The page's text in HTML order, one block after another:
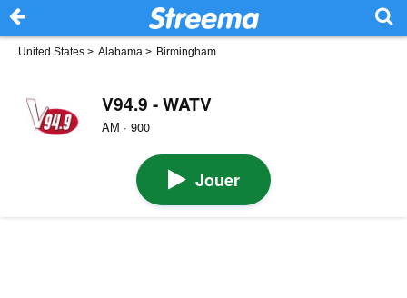
United States > Alabama > Birmingham
V94.9 - WATV
AM · 900
Jouer